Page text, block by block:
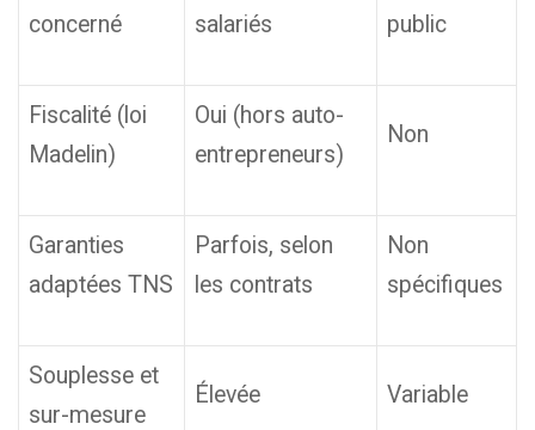
concerné
salariés
public
Fiscalité (loi
Madelin)
Oui (hors auto-
entrepreneurs)
Non
Garanties
adaptées TNS
Parfois, selon
les contrats
Non
spécifiques
Souplesse et
sur-mesure
Élevée Variable